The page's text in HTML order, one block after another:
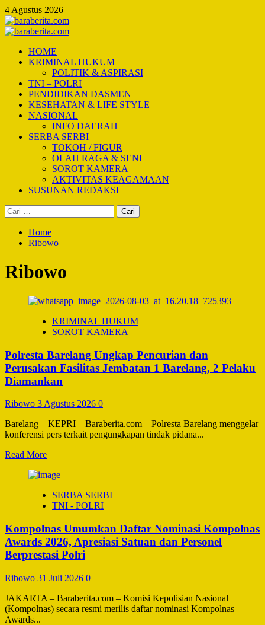
Skip
to
content
4 Agustus 2026
Primary
HOME
KRIMINAL HUKUM
POLITIK & ASPIRASI
TNI – POLRI
PENDIDIKAN DASMEN
KESEHATAN & LIFE STYLE
NASIONAL
INFO DAERAH
SERBA SERBI
TOKOH / FIGUR
OLAH RAGA & SENI
SOROT KAMERA
AKTIVITAS KEAGAMAAN
SUSUNAN REDAKSI
Cari
untuk:
Home
Ribowo
Ribowo
KRIMINAL HUKUM
SOROT KAMERA
Polresta Barelang Ungkap Pencurian dan
Perusakan Fasilitas Jembatan 1 Barelang, 2 Pelaku
Diamankan
Ribowo 3 Agustus 2026 0
Barelang – KEPRI – Baraberita.com – Polresta Barelang menggelar
konferensi pers terkait pengungkapan tindak pidana...
Read MoreRead
about
Barelang
Ungkap
dan
Perusakan
Fasilitas
Jembatan
Barelang,
Pelaku
Diamankan
SERBA SERBI
TNI - POLRI
Kompolnas Umumkan Daftar Nominasi Kompolnas
Awards 2026, Apresiasi Satuan dan Personel
Berprestasi Polri
Ribowo 31 Juli 2026 0
JAKARTA – Baraberita.com – Komisi Kepolisian Nasional
(Kompolnas) secara resmi merilis daftar nominasi Kompolnas
Awards...